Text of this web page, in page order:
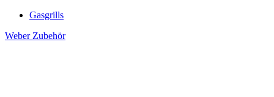
Gasgrills
Weber Zubehör